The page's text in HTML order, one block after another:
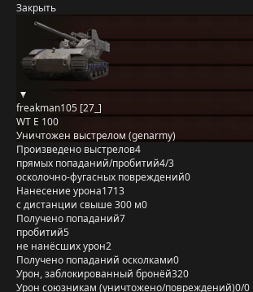
Закрыть
freakman105 [27_]
WT E 100
Уничтожен выстрелом (genarmy)
Произведено выстрелов4
прямых попаданий/пробитий4/3
осколочно-фугасных повреждений0
Нанесение урона1713
с дистанции свыше 300 м0
Получено попаданий7
пробитий5
не нанёсших урон2
Получено попаданий осколками0
Урон, заблокированный бронёй320
Урон союзникам (уничтожено/повреждений)0/0